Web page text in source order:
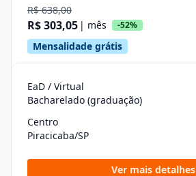
R$ 638,00
R$ 303,05 | mês -52%
Mensalidade grátis
EaD / Virtual
Bacharelado (graduação)
Centro
Piracicaba/SP
Ver mais detalhes